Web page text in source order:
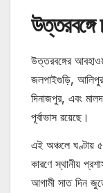
উত্তরবঙ্গে
উত্তরবঙ্গের
জলপাইগুড়ি,
দিনাজপুর, এবং
পূর্বাভাস রয়েছে।
এই অঞ্চলে ঘণ্টায়
কারণে স্থানীয়
আগামী সাত দিন